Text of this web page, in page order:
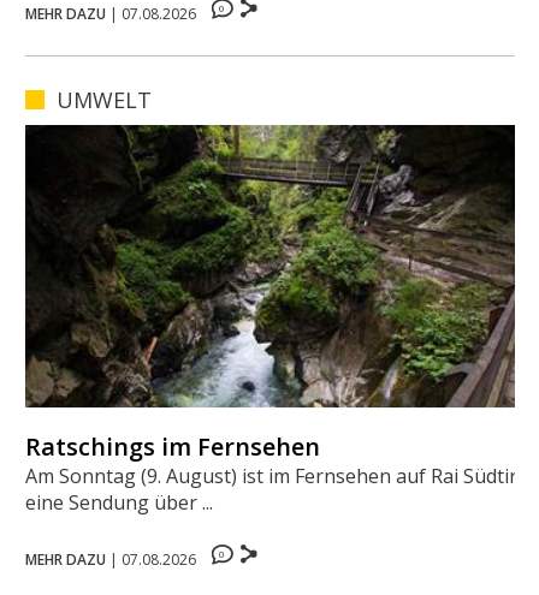
MEHR DAZU | 07.08.2026 0
UMWELT
Ratschings im Fernsehen
Am Sonntag (9. August) ist im Fernsehen auf Rai Südtirol
eine Sendung über ...
MEHR DAZU | 07.08.2026 0